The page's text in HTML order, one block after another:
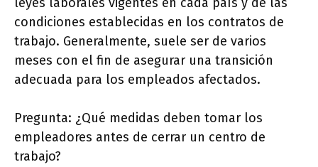
condiciones establecidas en los contratos de
trabajo. Generalmente, suele ser de varios
meses con el fin de asegurar una transición
adecuada para los empleados afectados.
Pregunta: ¿Qué medidas deben tomar los
empleadores antes de cerrar un centro de
trabajo?